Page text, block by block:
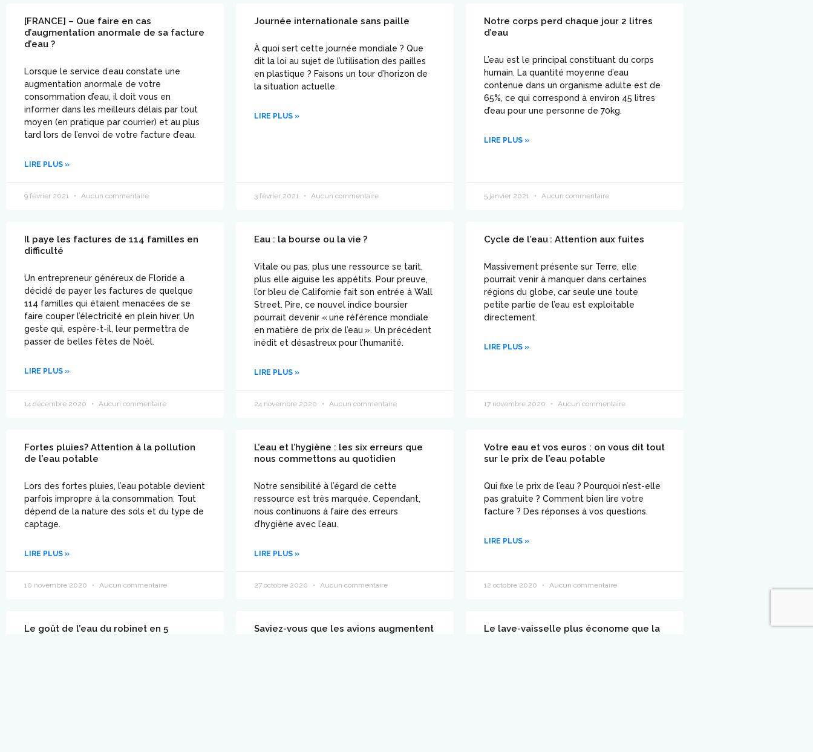
[FRANCE] – Que faire en cas
d’augmentation anormale de sa facture
d’eau ?
Lorsque le service d’eau constate une
augmentation anormale de votre
consommation d’eau, il doit vous en
informer dans les meilleurs délais par tout
moyen (en pratique par courrier) et au plus
tard lors de l’envoi de votre facture d’eau.
LIRE PLUS »
9 février 2021 Aucun commentaire
Journée internationale sans paille
À quoi sert cette journée mondiale ? Que
dit la loi au sujet de l’utilisation des pailles
en plastique ? Faisons un tour d’horizon de
la situation actuelle.
LIRE PLUS »
3 février 2021 Aucun commentaire
Notre corps perd chaque jour 2 litres
d’eau
L’eau est le principal constituant du corps
humain. La quantité moyenne d’eau
contenue dans un organisme adulte est de
65%, ce qui correspond à environ 45 litres
d’eau pour une personne de 70kg.
LIRE PLUS »
5 janvier 2021 Aucun commentaire
Il paye les factures de 114 familles en
difficulté
Un entrepreneur généreux de Floride a
décidé de payer les factures de quelque
114 familles qui étaient menacées de se
faire couper l’électricité en plein hiver. Un
geste qui, espère-t-il, leur permettra de
passer de belles fêtes de Noël.
LIRE PLUS »
14 décembre 2020 Aucun commentaire
Eau : la bourse ou la vie ?
Vitale ou pas, plus une ressource se tarit,
plus elle aiguise les appétits. Pour preuve,
l’or bleu de Californie fait son entrée à Wall
Street. Pire, ce nouvel indice boursier
pourrait devenir « une référence mondiale
en matière de prix de l’eau ». Un précédent
inédit et désastreux pour l’humanité.
LIRE PLUS »
24 novembre 2020 Aucun commentaire
Cycle de l’eau : Attention aux fuites
Massivement présente sur Terre, elle
pourrait venir à manquer dans certaines
régions du globe, car seule une toute
petite partie de l’eau est exploitable
directement.
LIRE PLUS »
17 novembre 2020 Aucun commentaire
Fortes pluies? Attention à la pollution
de l’eau potable
Lors des fortes pluies, l’eau potable devient
parfois impropre à la consommation. Tout
dépend de la nature des sols et du type de
captage.
LIRE PLUS »
10 novembre 2020 Aucun commentaire
L’eau et l’hygiène : les six erreurs que
nous commettons au quotidien
Notre sensibilité à l’égard de cette
ressource est très marquée. Cependant,
nous continuons à faire des erreurs
d’hygiène avec l’eau.
LIRE PLUS »
27 octobre 2020 Aucun commentaire
Votre eau et vos euros : on vous dit tout
sur le prix de l’eau potable
Qui fixe le prix de l’eau ? Pourquoi n’est-elle
pas gratuite ? Comment bien lire votre
facture ? Des réponses à vos questions.
LIRE PLUS »
12 octobre 2020 Aucun commentaire
Le goût de l’eau du robinet en 5
Saviez-vous que les avions augmentent
Le lave-vaisselle plus économe que la